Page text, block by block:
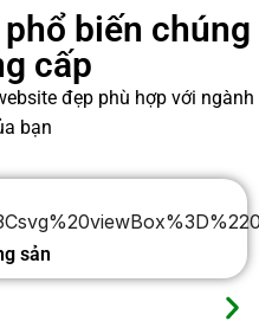
biến chúng
cấp
đẹp phù hợp với ngành
bạn
sản